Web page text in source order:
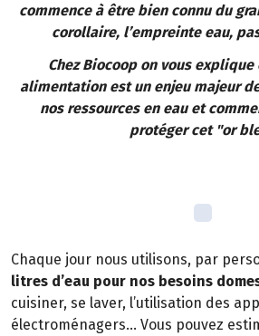
commence à être bien connu du
corollaire, l’empreinte eau,
Chez Biocoop on vous
alimentation est un enjeu majeur
nos ressources en eau et
protéger cet "or
Chaque jour nous utilisons, par
litres d’eau pour nos besoins
cuisiner, se laver, l’utilisation des
électroménagers… Vous pouvez